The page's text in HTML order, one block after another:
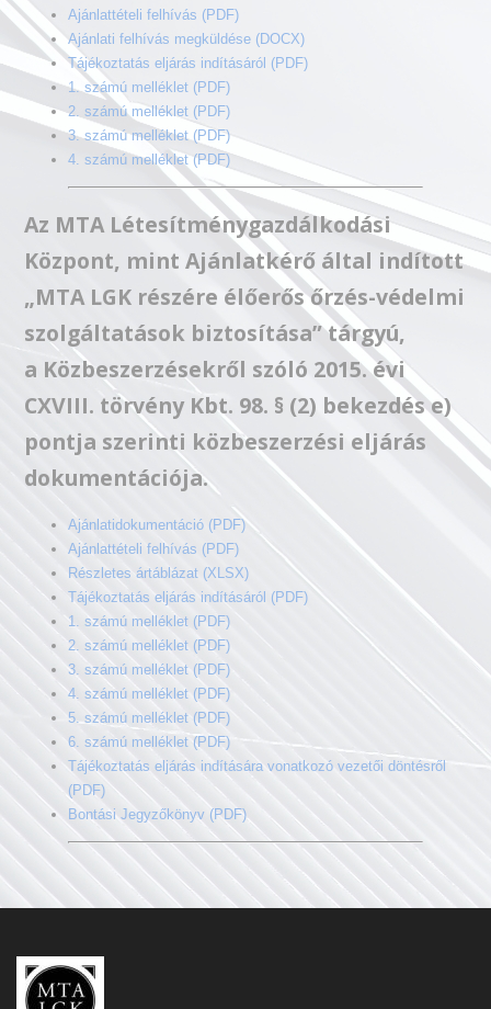
Ajánlattételi felhívás (PDF)
Ajánlati felhívás megküldése (DOCX)
Tájékoztatás eljárás indításáról (PDF)
1. számú melléklet (PDF)
2. számú melléklet (PDF)
3. számú melléklet (PDF)
4. számú melléklet (PDF)
Az MTA Létesítménygazdálkodási
Központ, mint Ajánlatkérő által indított
„MTA LGK részére élőerős őrzés-védelmi
szolgáltatások biztosítása” tárgyú,
a Közbeszerzésekről szóló 2015. évi
CXVIII. törvény Kbt. 98. § (2) bekezdés e)
pontja szerinti közbeszerzési eljárás
dokumentációja.
Ajánlatidokumentáció (PDF)
Ajánlattételi felhívás (PDF)
Részletes ártáblázat (XLSX)
Tájékoztatás eljárás indításáról (PDF)
1. számú melléklet (PDF)
2. számú melléklet (PDF)
3. számú melléklet (PDF)
4. számú melléklet (PDF)
5. számú melléklet (PDF)
6. számú melléklet (PDF)
Tájékoztatás eljárás indítására vonatkozó vezetői döntésről
(PDF)
Bontási Jegyzőkönyv (PDF)